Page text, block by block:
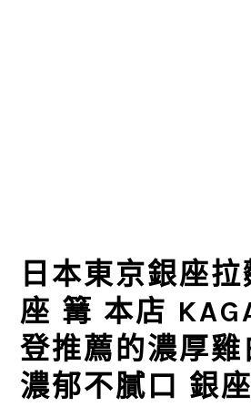
日本東京銀座
座 篝 本店
登推薦的濃厚雞
濃郁不膩口 銀